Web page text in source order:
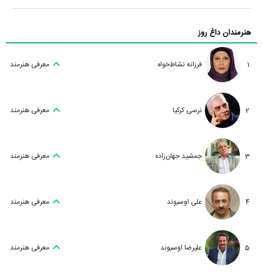
هنرمندان داغ روز
1 فرزانه نشاط‌خواه معرفی هنرمند
2 نرسی کرکیا معرفی هنرمند
3 جمشید جهان‌زاده معرفی هنرمند
4 علی اوسیوند معرفی هنرمند
5 علیرضا اوسیوند معرفی هنرمند